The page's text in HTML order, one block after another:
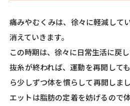
痛みやむくみは、徐々に軽減して
消えていきます。
この時期は、徐々に日常生活に戻し
抜糸が終われば、運動を再開して
ら少しずつ体を慣らして再開しま
エットは脂肪の定着を妨げるので